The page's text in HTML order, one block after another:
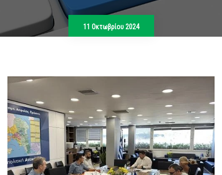
11 Οκτωβρίου 2024